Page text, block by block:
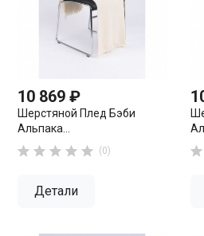
10 869 ₽
Шерстяной Плед Бэби
Альпака...
     (0)
Детали
